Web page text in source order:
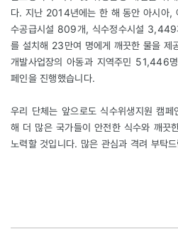
다. 지난 2014년에는 한 해 동안 아시아,
수공급시설 809개, 식수정수시설
를 설치해 23만여 명에게 깨끗한 물을 제
개발사업장의 아동과 지역주민 51,446
페인을 진행했습니다.
우리 단체는 앞으로도 식수위생지원 캠
해 더 많은 국가들이 안전한 식수와 깨끗
노력할 것입니다. 많은 관심과 격려 부탁